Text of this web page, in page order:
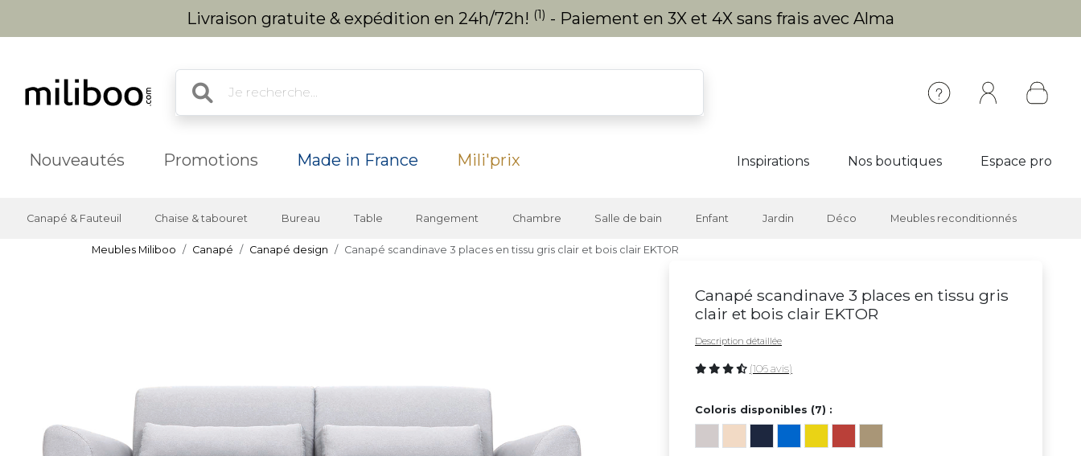
Livraison gratuite & expédition en 24h/72h! (1) - Paiement en 3X et 4X sans frais avec Alma
Nouveautés Promotions Made in France Mili'prix Inspirations Nos boutiques Espace pro
Canapé & Fauteuil Chaise & tabouret Bureau Table Rangement Chambre Salle de bain Enfant Jardin Déco Meubles reconditionnés
Meubles Miliboo Canapé Canapé design Canapé scandinave 3 places en tissu gris clair et bois clair EKTOR
Canapé scandinave 3 places en tissu gris
clair et bois clair EKTOR
Description détaillée
(106 avis)
Coloris disponibles (7) :